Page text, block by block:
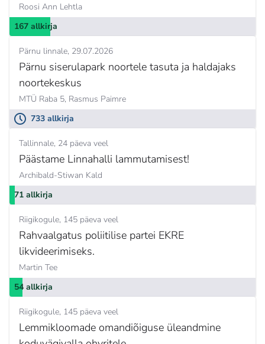
Roosi Ann Lehtla
167 allkirja
Pärnu linnale 29.07.2026
Pärnu siserulapark noortele tasuta ja haldajaks
noortekeskus
MTÜ Raba 5, Rasmus Paimre
733 allkirja
Tallinnale 24 päeva veel
Päästame Linnahalli lammutamisest!
Archibald-Stiwan Kald
71 allkirja
Riigikogule 145 päeva veel
Rahvaalgatus poliitilise partei EKRE
likvideerimiseks.
Martin Tee
54 allkirja
Riigikogule 145 päeva veel
Lemmikloomade omandiõiguse üleandmine